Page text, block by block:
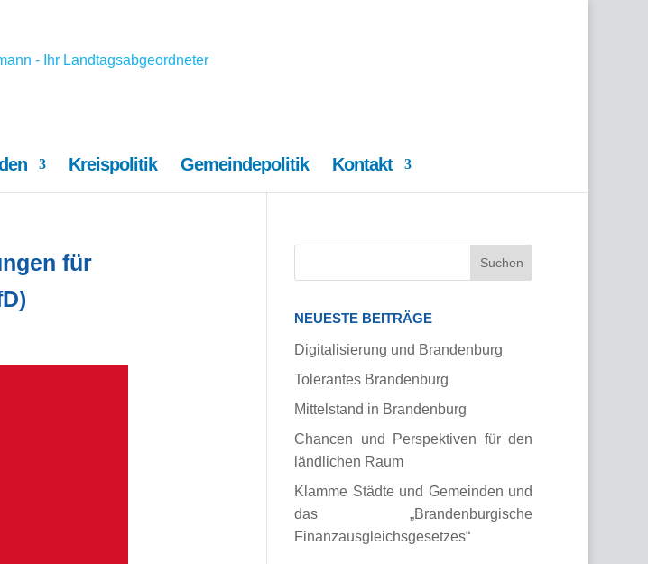
Kreispolitik Gemeindepolitik Kontakt
für
NEUESTE BEITRÄGE
Digitalisierung und Brandenburg
Tolerantes Brandenburg
Mittelstand in Brandenburg
Chancen und Perspektiven für den
ländlichen Raum
Klamme Städte und Gemeinden und
das „Brandenburgische
Finanzausgleichsgesetzes“